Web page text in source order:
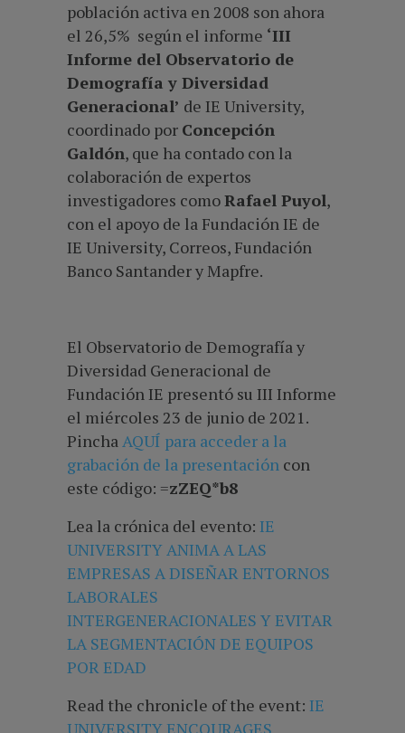
población activa en 2008 son ahora
el 26,5% según el informe ‘III
Informe del Observatorio de
Demografía y Diversidad
Generacional’ de IE University,
coordinado por Concepción
Galdón, que ha contado con la
colaboración de expertos
investigadores comoRafael Puyol,
con el apoyo de la Fundación IE de
IE University, Correos, Fundación
Banco Santander y Mapfre.
El Observatorio de Demografía y
Diversidad Generacional de
Fundación IE presentó su III Informe
el miércoles 23 de junio de 2021.
PinchaAQUÍ para acceder a la
grabación de la presentación con
este código: =zZEQ*b8
Lea la crónica del evento: IE
UNIVERSITY ANIMA A LAS
EMPRESAS A DISEÑAR ENTORNOS
LABORALES
INTERGENERACIONALES Y EVITAR
LA SEGMENTACIÓN DE EQUIPOS
POR EDAD
Read the chronicle of the event: IE